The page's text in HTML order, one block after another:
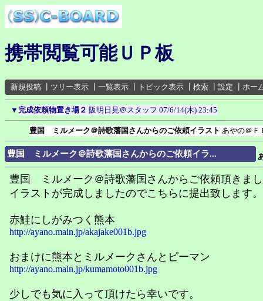
携帯閲覧可能ＵＰ板
新規投稿 ツリー表示 一覧表示 トピック表示 検索 設定 ホー
▼ 完成依頼物置き場２ 阪明日見＠スタッフ 07/6/14(木) 23:45
豊国 ミルメーク＠詩歌藩国さんからのご依頼イラスト あやの＠Ｆ
豊国 ミルメーク＠詩歌藩国さんからのご依頼イラ...
豊国 ミルメーク＠詩歌藩国さんからご依頼頂きま
イラストが完成しましたのでこちらに提出致します。
赤鮭にしがみつく熊本
http://ayano.main.jp/akajake001b.jpg
おまけに熊本とミルメークさんとピーマン
http://ayano.main.jp/kumamoto001b.jpg
少しでも気に入って頂けたら幸いです。